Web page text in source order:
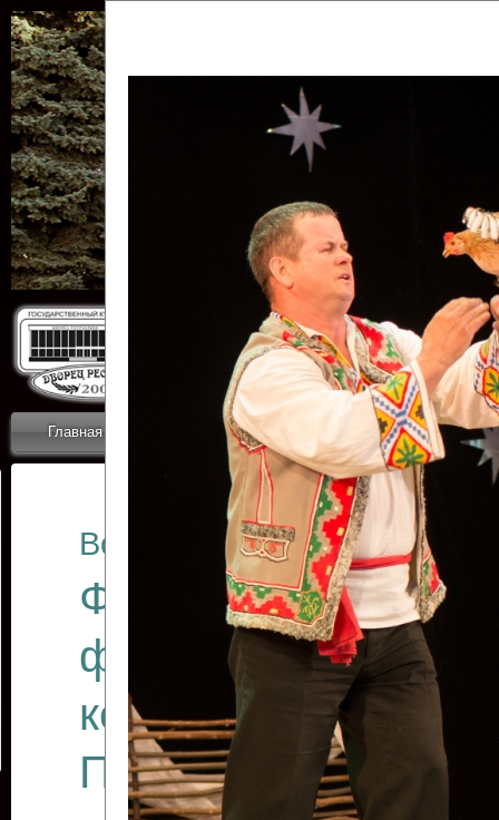
Главная Приветствие Коллективы Новости
ОТЧЕТЫ ГКЦ
Все отчеты
Финал
фестиваля
коллективов
Приднестровского